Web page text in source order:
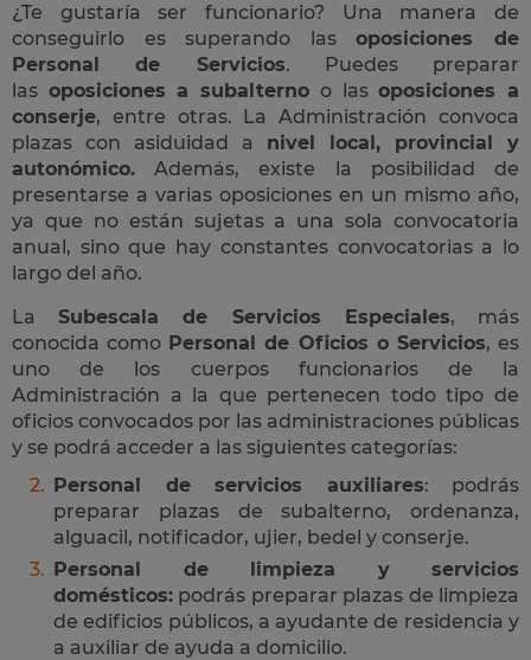
¿Te gustaría ser funcionario? Una manera de
conseguirlo es superando lasoposiciones de
Personal de Servicios. Puedes preparar
las oposiciones a subalterno o lasoposiciones a
conserje, entre otras. La Administración convoca
plazas con asiduidad a nivel local, provincial y
autonómico. Además, existe la posibilidad de
presentarse a varias oposiciones en un mismo año,
ya que no están sujetas a una sola convocatoria
anual, sino que hay constantes convocatorias a lo
largo del año.
LaSubescala de Servicios Especiales, más
conocida como Personal de Oficios o Servicios, es
uno de los cuerpos funcionarios de la
Administración a la que pertenecen todo tipo de
oficios convocados por las administraciones públicas
y se podrá acceder a las siguientes categorías:
Personal de servicios auxiliares: podrás
preparar plazas de subalterno, ordenanza,
alguacil, notificador, ujier, bedel y conserje.
Personal de limpieza y servicios
domésticos: podrás preparar plazas de limpieza
de edificios públicos, a ayudante de residencia y
a auxiliar de ayuda a domicilio.